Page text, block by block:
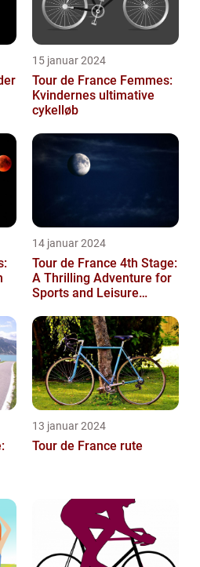
15 januar 2024
Tour de France Femmes:
Kvindernes ultimative
cykelløb
14 januar 2024
Tour de France 4th Stage:
A Thrilling Adventure for
Sports and Leisure
13 januar 2024
Tour de France rute